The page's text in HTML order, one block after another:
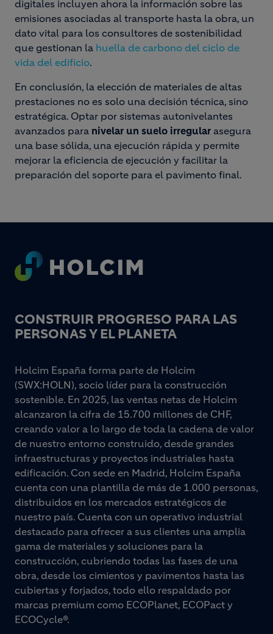
digitales incluyen ahora la información sobre las
emisiones asociadas al transporte hasta la obra, un
dato vital para los consultores de sostenibilidad
que gestionan la huella de carbono del ciclo de
vida del edificio.
En conclusión, la elección de materiales de altas
prestaciones no es solo una decisión técnica, sino
estratégica. Optar por sistemas autonivelantes
avanzados para nivelar un suelo irregular asegura
una base sólida, una ejecución rápida y permite
mejorar la eficiencia de ejecución y facilitar la
preparación del soporte para el pavimento final.
Footer
CONSTRUIR PROGRESO PARA LAS
PERSONAS Y EL PLANETA
Holcim España forma parte de Holcim
(SWX:HOLN), socio líder para la construcción
sostenible. En 2025, las ventas netas de Holcim
alcanzaron la cifra de 15.700 millones de CHF,
creando valor a lo largo de toda la cadena de valor
de nuestro entorno construido, desde grandes
infraestructuras y proyectos industriales hasta
edificación. Con sede en Madrid, Holcim España
cuenta con una plantilla de más de 1.000 personas,
distribuidos en los mercados estratégicos de
nuestro país. Cuenta con un operativo industrial
destacado para ofrecer a sus clientes una amplia
gama de materiales y soluciones para la
construcción, cubriendo todas las fases de una
obra, desde los cimientos y pavimentos hasta las
cubiertas y forjados, todo ello respaldado por
marcas premium como ECOPlanet, ECOPact y
ECOCycle®.